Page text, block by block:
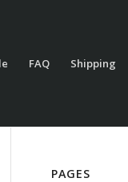
FAQ Shipping
PAGES